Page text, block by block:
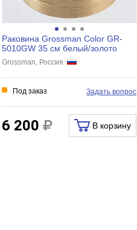
Раковина Grossman Color GR-
5010GW 35 см белый/золото
Grossman, Россия
Под заказ Задать вопрос
6 200 В корзину